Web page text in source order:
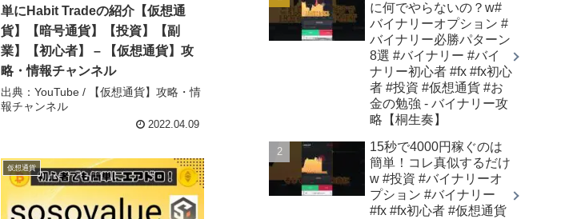
単にHabit Tradeの紹介【仮想通
貨】【暗号通貨】【投資】【副
業】【初心者】 – 【仮想通貨】攻
略・情報チャンネル
出典：YouTube / 【仮想通貨】攻略・情
報チャンネル
2022.04.09
仮想通貨
に何でやらないの？w#
バイナリーオプション #
バイナリー必勝パターン
8選 #バイナリー #バイ
ナリー初心者 #fx #fx初心
者 #投資 #仮想通貨 #お
金の勉強 - バイナリー攻
略【桐生奏】
15秒で4000円稼ぐのは
簡単！コレ真似するだけ
w #投資 #バイナリーオ
プション #バイナリー
#fx #fx初心者 #仮想通貨